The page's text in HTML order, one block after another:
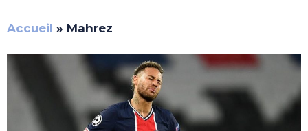
Accueil » Mahrez